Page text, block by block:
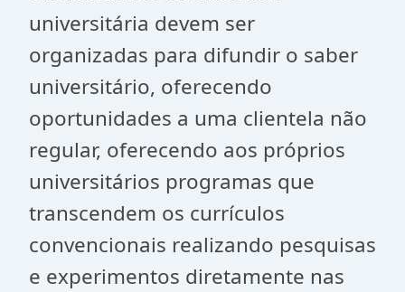
universitária devem ser
organizadas para difundir o saber
universitário, oferecendo
oportunidades a uma clientela não
regular, oferecendo aos próprios
universitários programas que
transcendem os currículos
convencionais realizando pesquisas
e experimentos diretamente nas